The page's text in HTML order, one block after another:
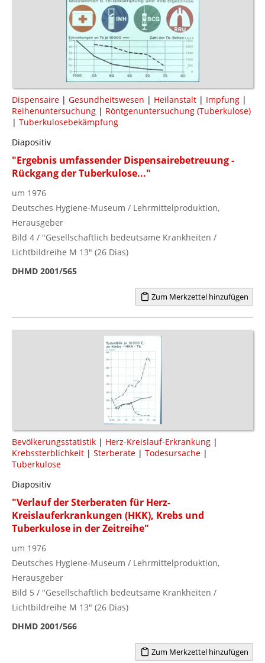
Dispensaire | Gesundheitswesen | Heilanstalt | Impfung |
Reihenuntersuchung | Röntgenuntersuchung (Tuberkulose)
| Tuberkulosebekämpfung
Diapositiv
"Ergebnis umfassender Dispensairebetreuung -
Rückgang der Tuberkulose..."
um 1976
Deutsches Hygiene-Museum / Lehrmittelproduktion,
Herausgeber
Bild 4 / "Gesellschaftlich bedeutsame Krankheiten /
Lichtbildreihe M 13" (26 Dias)
DHMD 2001/565
Zum Merkzettel hinzufügen
Bevölkerungsstatistik | Herz-Kreislauf-Erkrankung |
Krebssterblichkeit | Sterberate | Todesursache |
Tuberkulose
Diapositiv
"Verlauf der Sterberaten für Herz-
Kreislauferkrankungen (HKK), Krebs und
Tuberkulose in der Zeitreihe"
um 1976
Deutsches Hygiene-Museum / Lehrmittelproduktion,
Herausgeber
Bild 5 / "Gesellschaftlich bedeutsame Krankheiten /
Lichtbildreihe M 13" (26 Dias)
DHMD 2001/566
Zum Merkzettel hinzufügen